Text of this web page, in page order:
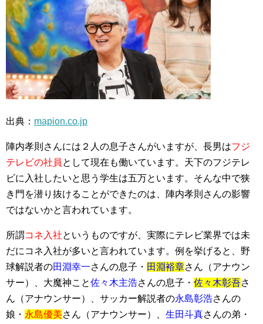
出典： mapion.co.jp
陣内孝則さんには２人の息子さんがいますが、長男はフジ
テレビの社員 として現在も働いています。天下のフジテレ
ビに入社したいと思う学生は五万といます。そんな中で狭
き門を潜り抜けることができたのは、陣内孝則さんの影響
ではないかと言われています。
所謂コネ入社というものですが、実際にテレビ業界では未
だにコネ入社が多いと言われています。例を挙げると、野
球解説者の田淵幸一さんの息子・ 田淵裕章さん（アナウン
サー）、大魔神こと佐々木主浩さんの息子・ 佐々木彰吾さ
ん（アナウンサー）、サッカー解説者の永島彰浩さんの
娘・ 永島優美さん（アナウンサー）、 生田斗真さんの弟・